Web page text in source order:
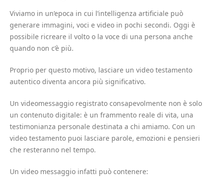
Viviamo in un’epoca in cui l’intelligenza artificiale può
generare immagini, voci e video in pochi secondi. Oggi è
possibile ricreare il volto o la voce di una persona anche
quando non c’è più.
Proprio per questo motivo, lasciare un video testamento
autentico diventa ancora più significativo.
Un videomessaggio registrato consapevolmente non è solo
un contenuto digitale: è un frammento reale di vita, una
testimonianza personale destinata a chi amiamo. Con un
video testamento puoi lasciare parole, emozioni e pensieri
che resteranno nel tempo.
Un video messaggio infatti può contenere: